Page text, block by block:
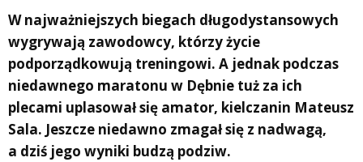
W najważniejszych biegach długodystansowych
wygrywają zawodowcy, którzy życie
podporządkowują treningowi. A jednak podczas
niedawnego maratonu w Dębnie tuż za ich
plecami uplasował się amator, kielczanin Mateusz
Sala. Jeszcze niedawno zmagał się z nadwagą,
a dziś jego wyniki budzą podziw.